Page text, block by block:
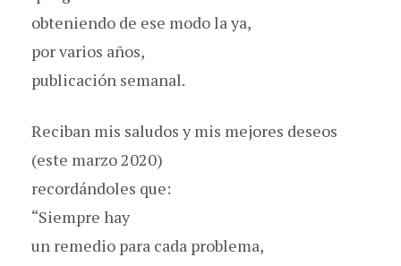
obteniendo de ese modo la ya,
por varios años,
publicación semanal.
Reciban mis saludos y mis mejores deseos
(este marzo 2020)
recordándoles que:
“Siempre hay
un remedio para cada problema,